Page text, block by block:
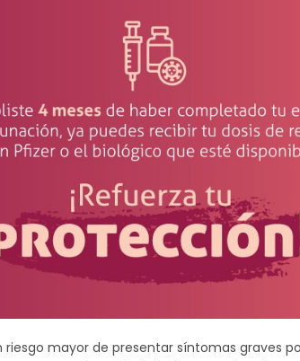
mayor de presentar síntomas graves